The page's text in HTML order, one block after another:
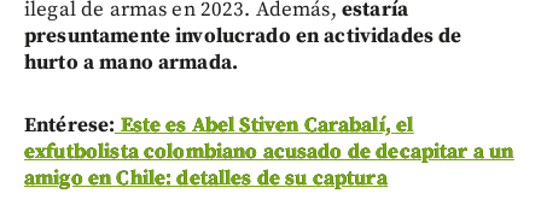
ilegal de armas en 2023. Además, estaría
presuntamente involucrado en actividades de
hurto a mano armada.
Entérese: Este es Abel Stiven Carabalí, el
exfutbolista colombiano acusado de decapitar a un
amigo en Chile: detalles de su captura